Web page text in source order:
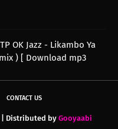
OK Jazz - Likambo Ya
) [ Download mp3
CONTACT US
| Distributed by Gooyaabi